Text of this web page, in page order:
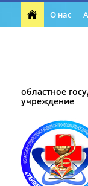
О нас
областное
учреждение